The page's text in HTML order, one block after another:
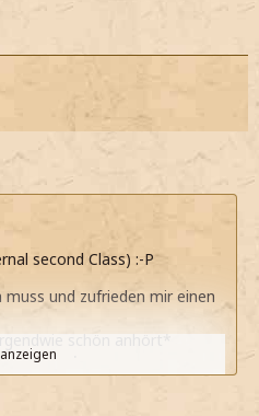
second Class) :-P
und zufrieden mir einen
schön anhört*